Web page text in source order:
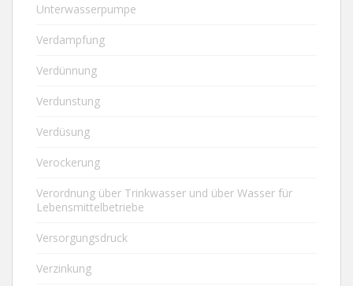
Unterwasserpumpe
Verdampfung
Verdünnung
Verdunstung
Verdüsung
Verockerung
Verordnung über Trinkwasser und über Wasser für
Lebensmittelbetriebe
Versorgungsdruck
Verzinkung